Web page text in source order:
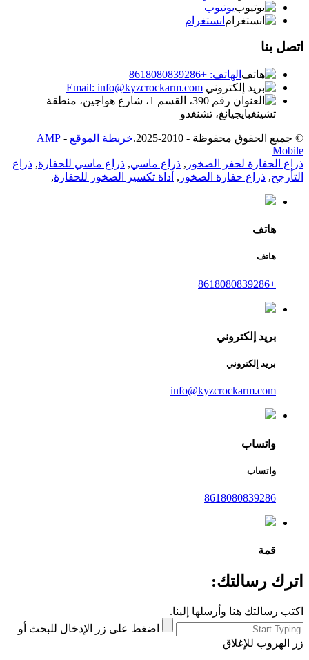
يوتيوب
انستغرام
اتصل بنا
الهاتف: +8618080839286
Email: info@kyzcrockarm.com
رقم 390، القسم 1، شارع هواجين، منطقة
تشينغبايجيانغ، تشنغدو
© جميع الحقوق محفوظة - 2010-2025. خريطة الموقع -
AMP
Mobile
ذراع الحفارة لحفر الصخور , ذراع ماسي, ذراع ماسي للحفارة, ذراع
التأرجح, ذراع حفارة الصخور , أداة تكسير الصخور للحفارة,
هاتف
هاتف
+8618080839286
بريد إلكتروني
بريد إلكتروني
info@kyzcrockarm.com
واتساب
واتساب
8618080839286
قمة
اترك رسالتك:
اكتب رسالتك هنا وأرسلها إلينا.
اضغط على زر الإدخال للبحث أو
زر الهروب للإغلاق